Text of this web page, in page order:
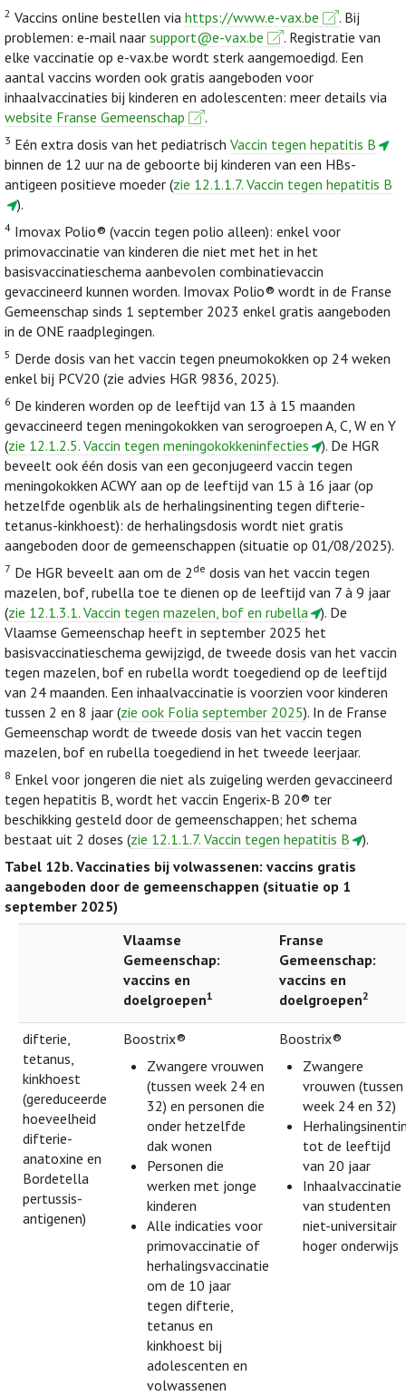
2 Vaccins online bestellen via https://www.e-vax.be
. Bij
problemen: e-mail naar support@e-vax.be
. Registratie van
elke vaccinatie op e-vax.be wordt sterk aangemoedigd. Een
aantal vaccins worden ook gratis aangeboden voor
inhaalvaccinaties bij kinderen en adolescenten: meer details via
website Franse Gemeenschap
.
3 Eén extra dosis van het pediatrisch Vaccin tegen hepatitis B
binnen de 12 uur na de geboorte bij kinderen van een HBs-
antigeen positieve moeder (zie 12.1.1.7. Vaccin tegen hepatitis B
).
4 Imovax Polio® (vaccin tegen polio alleen): enkel voor
primovaccinatie van kinderen die niet met het in het
basisvaccinatieschema aanbevolen combinatievaccin
gevaccineerd kunnen worden. Imovax Polio® wordt in de Franse
Gemeenschap sinds 1 september 2023 enkel gratis aangeboden
in de ONE raadplegingen.
5 Derde dosis van het vaccin tegen pneumokokken op 24 weken
enkel bij PCV20 (zie advies HGR 9836, 2025).
6 De kinderen worden op de leeftijd van 13 à 15 maanden
gevaccineerd tegen meningokokken van serogroepen A, C, W en Y
(zie 12.1.2.5. Vaccin tegen meningokokkeninfecties
). De HGR
beveelt ook één dosis van een geconjugeerd vaccin tegen
meningokokken ACWY aan op de leeftijd van 15 à 16 jaar (op
hetzelfde ogenblik als de herhalingsinenting tegen difterie-
tetanus-kinkhoest): de herhalingsdosis wordt niet gratis
aangeboden door de gemeenschappen (situatie op 01/08/2025).
7 De HGR beveelt aan om de 2 de dosis van het vaccin tegen
mazelen, bof, rubella toe te dienen op de leeftijd van 7 à 9 jaar
(zie 12.1.3.1. Vaccin tegen mazelen, bof en rubella
). De
Vlaamse Gemeenschap heeft in september 2025 het
basisvaccinatieschema gewijzigd, de tweede dosis van het vaccin
tegen mazelen, bof en rubella wordt toegediend op de leeftijd
van 24 maanden. Een inhaalvaccinatie is voorzien voor kinderen
tussen 2 en 8 jaar (zie ook Folia september 2025). In de Franse
Gemeenschap wordt de tweede dosis van het vaccin tegen
mazelen, bof en rubella toegediend in het tweede leerjaar.
8 Enkel voor jongeren die niet als zuigeling werden gevaccineerd
tegen hepatitis B, wordt het vaccin Engerix-B 20® ter
beschikking gesteld door de gemeenschappen; het schema
bestaat uit 2 doses (zie 12.1.1.7. Vaccin tegen hepatitis B
).
Tabel 12b. Vaccinaties bij volwassenen: vaccins gratis
aangeboden door de gemeenschappen (situatie op 1
september 2025)
Vlaamse
Gemeenschap:
vaccins en
doelgroepen1
Franse
Gemeenschap:
vaccins en
doelgroepen2
difterie,
tetanus,
kinkhoest
(gereduceerde
hoeveelheid
difterie-
anatoxine en
Bordetella
pertussis-
antigenen)
Boostrix®
Zwangere vrouwen
(tussen week 24 en
32) en personen die
onder hetzelfde
dak wonen
Personen die
werken met jonge
kinderen
Alle indicaties voor
primovaccinatie of
herhalingsvaccinatie
om de 10 jaar
tegen difterie,
tetanus en
kinkhoest bij
adolescenten en
volwassenen
Boostrix®
Zwangere
vrouwen (tussen
week 24 en 32)
tot de leeftijd
van 20 jaar
Inhaalvaccinatie
van studenten
niet-universitair
hoger onderwijs